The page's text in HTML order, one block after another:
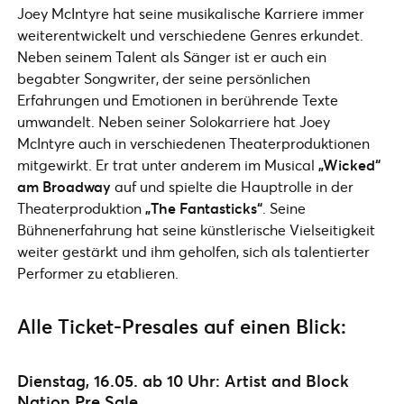
Joey McIntyre hat seine musikalische Karriere immer
weiterentwickelt und verschiedene Genres erkundet.
Neben seinem Talent als Sänger ist er auch ein
begabter Songwriter, der seine persönlichen
Erfahrungen und Emotionen in berührende Texte
umwandelt. Neben seiner Solokarriere hat Joey
McIntyre auch in verschiedenen Theaterproduktionen
mitgewirkt. Er trat unter anderem im Musical „Wicked“
am Broadway auf und spielte die Hauptrolle in der
Theaterproduktion„The Fantasticks“ . Seine
Bühnenerfahrung hat seine künstlerische Vielseitigkeit
weiter gestärkt und ihm geholfen, sich als talentierter
Performer zu etablieren.
Alle Ticket-Presales auf einen Blick:
Dienstag, 16.05. ab 10 Uhr: Artist and Block